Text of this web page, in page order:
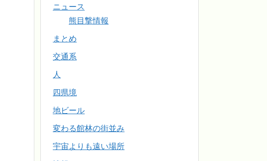
ニュース
熊目撃情報
まとめ
交通系
人
四県境
地ビール
変わる館林の街並み
宇宙よりも遠い場所